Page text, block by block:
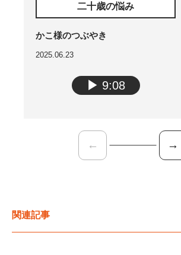
二十歳の悩み
かこ様のつぶやき
2025.06.23
▶︎ 9:08
← →
関連記事